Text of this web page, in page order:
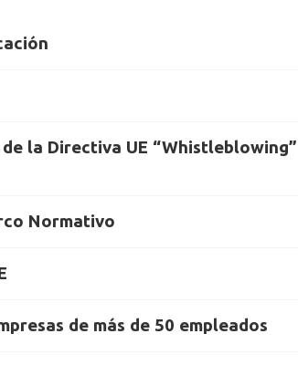
la Directiva UE
Normativo
de más de 50 empleados